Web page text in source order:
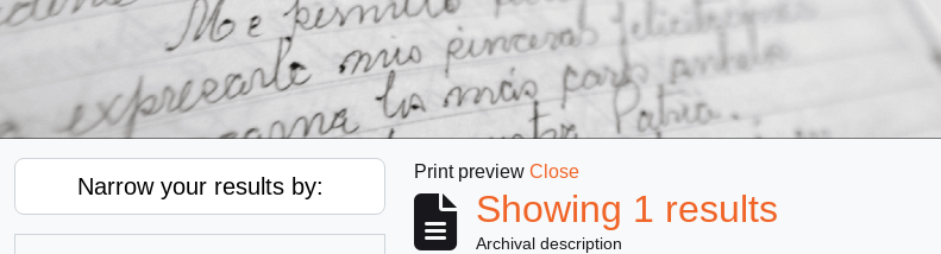
Narrow your results by:
Print preview Close
Showing 1 results
Archival description